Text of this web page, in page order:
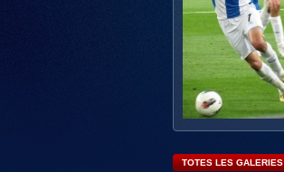
TOTES LES GALERIES